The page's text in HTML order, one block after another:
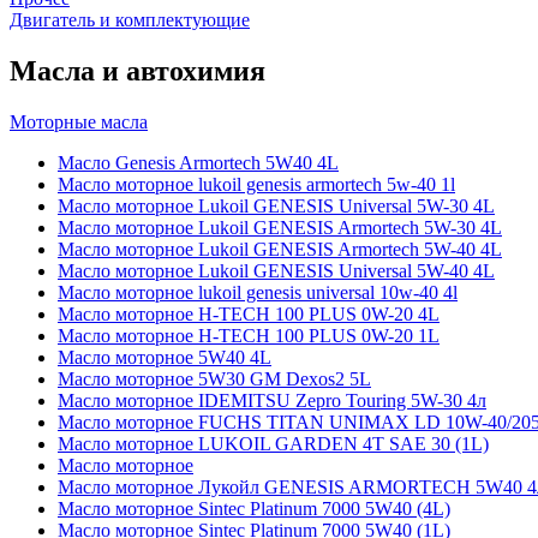
Двигатель и комплектующие
Масла и автохимия
Моторные масла
Масло Genesis Armortech 5W40 4L
Масло моторное lukoil genesis armortech 5w-40 1l
Масло моторное Lukoil GENESIS Universal 5W-30 4L
Масло моторное Lukoil GENESIS Armortech 5W-30 4L
Масло моторное Lukoil GENESIS Armortech 5W-40 4L
Масло моторное Lukoil GENESIS Universal 5W-40 4L
Масло моторное lukoil genesis universal 10w-40 4l
Масло моторное H-TECH 100 PLUS 0W-20 4L
Масло моторное H-TECH 100 PLUS 0W-20 1L
Масло моторное 5W40 4L
Масло моторное 5W30 GM Dexos2 5L
Масло моторное IDEMITSU Zepro Touring 5W-30 4л
Масло моторное FUCHS TITAN UNIMAX LD 10W-40/
Масло моторное LUKOIL GARDEN 4Т SAE 30 (1L)
Масло моторное
Масло моторное Лукойл GENESIS ARMORTECH 5W40
Масло моторное Sintec Platinum 7000 5W40 (4L)
Масло моторное Sintec Platinum 7000 5W40 (1L)